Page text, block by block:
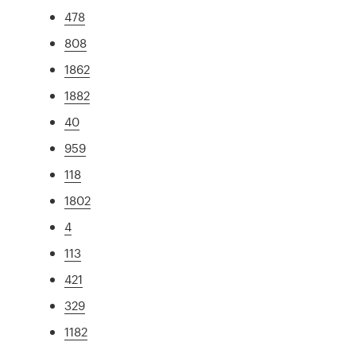
478
808
1862
1882
40
959
118
1802
4
113
421
329
1182